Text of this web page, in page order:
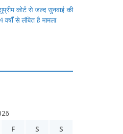
कोर्ट से जल्द सुनवाई की
से लंबित है मामला
F S S